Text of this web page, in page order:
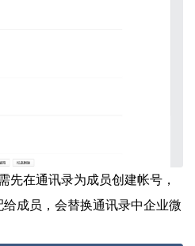
先在通讯录为成员创建帐号，
成员，会替换通讯录中企业微